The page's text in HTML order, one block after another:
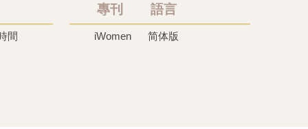
間
專刊 語言
iWomen 简体版